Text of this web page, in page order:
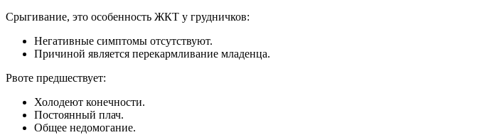
Срыгивание, это особенность ЖКТ у грудничков:
Негативные симптомы отсутствуют.
Причиной является перекармливание младенца.
Рвоте предшествует:
Холодеют конечности.
Постоянный плач.
Общее недомогание.